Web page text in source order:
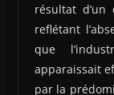
résultat d’un
reflétant
que
apparaissait
par la